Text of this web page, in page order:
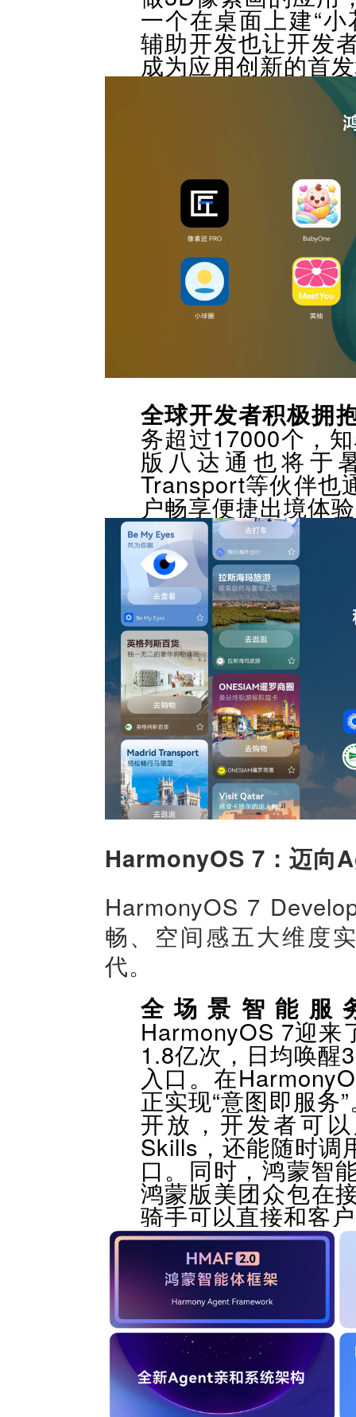
一个在桌面上建“
辅助开发也让开发
成为应用创新的首
全球开发者积极拥
务超过17000个，
版八达通也将于
Transport等伙伴也
户畅享便捷出境体
HarmonyOS 7：迈向
HarmonyOS 7
畅、空间感五大维度
代。
全场景智能服
HarmonyOS 7迎来
1.8亿次，日均唤
入口。在
正实现“意图即服务
开放，开发者可
Skills，还能随时调
口。同时，鸿蒙智
鸿蒙版美团众包在
骑手可以直接和客